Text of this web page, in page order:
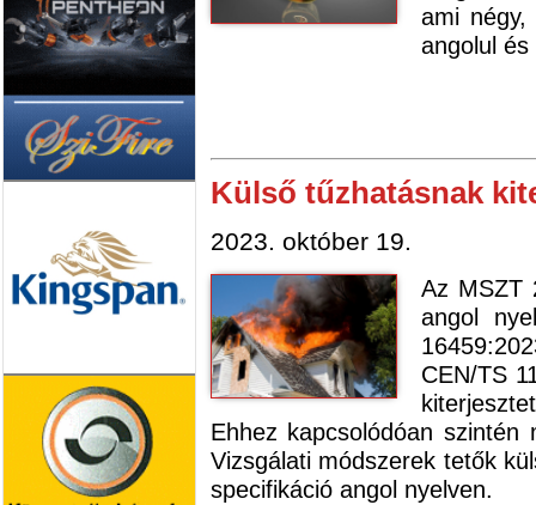
ami
angolul
Külső tűzhatásnak
2023. október 19.
Az MSZT
angol
CEN/TS
Ehhez kapcsolódóan szintén
Vizsgálati módszerek tetők
specifikáció angol nyelven.